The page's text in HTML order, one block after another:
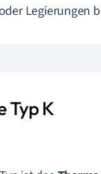
Legierungen
Typ K